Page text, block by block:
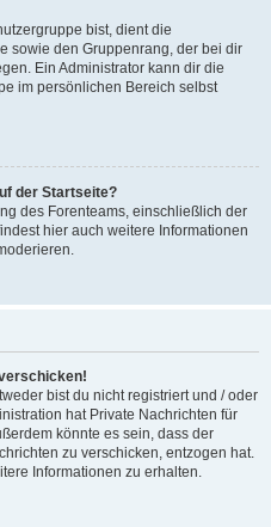
bist, dient die
sowie den Gruppenrang, der bei dir
Ein Administrator kann dir die
im persönlichen Bereich selbst
der Startseite?
des Forenteams, einschließlich der
hier auch weitere Informationen
bist du nicht registriert und / oder
hat Private Nachrichten für
könnte es sein, dass der
zu verschicken, entzogen hat.
Informationen zu erhalten.